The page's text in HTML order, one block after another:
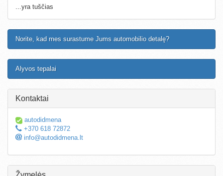
...yra tuščias
Norite, kad mes surastume Jums automobilio detalę?
Alyvos tepalai
Kontaktai
autodidmena
+370 618 72872
info@autodidmena.lt